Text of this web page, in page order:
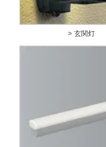
> 玄関灯